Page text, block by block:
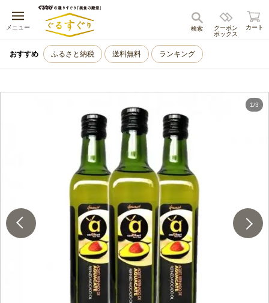
メニュー
キャンセル
クーポン
ボックス
検索 カート
おすすめ ふるさと納税 送料無料 ランキング
1/3